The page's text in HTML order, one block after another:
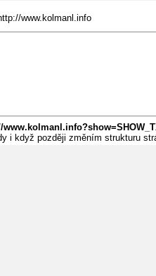
www.kolmanl.info
i když později změním strukturu